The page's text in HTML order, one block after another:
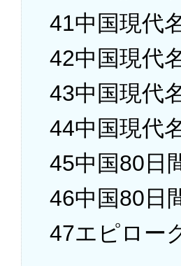
41中国現代
42中国現代
43中国現代
44中国現代
45中国80日
46中国80日
47エピロー